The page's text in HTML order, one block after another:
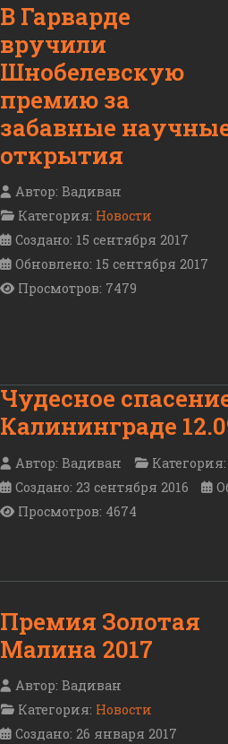
В Гарварде
вручили
Шнобелевскую
премию за
забавные
открытия
Автор: Вадиван
Категория: Новости
Создано: 15 сентября 2017
Обновлено: 15 сентября 2017
Просмотров: 7479
Чудесное
Калининграде
Автор: Вадиван Категория:
Создано: 23 сентября 2016
Просмотров: 4674
Премия Золотая
Малина 2017
Автор: Вадиван
Категория: Новости
Создано: 26 января 2017